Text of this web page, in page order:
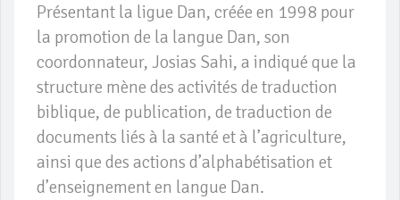
Présentant la ligue Dan, créée en 1998 pour
la promotion de la langue Dan, son
coordonnateur, Josias Sahi, a indiqué que la
structure mène des activités de traduction
biblique, de publication, de traduction de
documents liés à la santé et à l’agriculture,
ainsi que des actions d’alphabétisation et
d’enseignement en langue Dan.